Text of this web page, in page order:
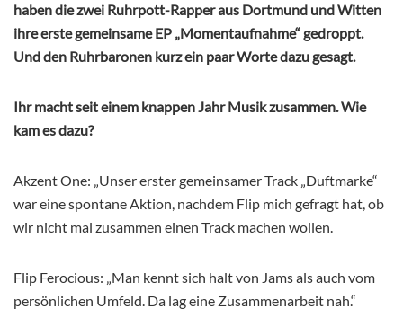
haben die zwei Ruhrpott-Rapper aus Dortmund und Witten
ihre erste gemeinsame EP „Momentaufnahme“ gedroppt.
Und den Ruhrbaronen kurz ein paar Worte dazu gesagt.
Ihr macht seit einem knappen Jahr Musik zusammen. Wie
kam es dazu?
Akzent One: „Unser erster gemeinsamer Track „Duftmarke“
war eine spontane Aktion, nachdem Flip mich gefragt hat, ob
wir nicht mal zusammen einen Track machen wollen.
Flip Ferocious: „Man kennt sich halt von Jams als auch vom
persönlichen Umfeld. Da lag eine Zusammenarbeit nah.“